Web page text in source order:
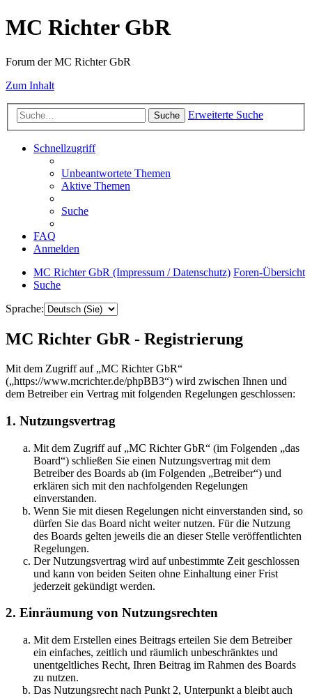
MC Richter GbR
Forum der MC Richter GbR
Zum Inhalt
Suche Erweiterte Suche
Schnellzugriff
Unbeantwortete Themen
Aktive Themen
Suche
FAQ
Anmelden
MC Richter GbR (Impressum / Datenschutz) Foren-Übersicht
Suche
Sprache:
MC Richter GbR - Registrierung
Mit dem Zugriff auf „MC Richter GbR“
(„https://www.mcrichter.de/phpBB3“) wird zwischen Ihnen und
dem Betreiber ein Vertrag mit folgenden Regelungen geschlossen:
1. Nutzungsvertrag
Mit dem Zugriff auf „MC Richter GbR“ (im Folgenden „das
Board“) schließen Sie einen Nutzungsvertrag mit dem
Betreiber des Boards ab (im Folgenden „Betreiber“) und
erklären sich mit den nachfolgenden Regelungen
einverstanden.
Wenn Sie mit diesen Regelungen nicht einverstanden sind, so
dürfen Sie das Board nicht weiter nutzen. Für die Nutzung
des Boards gelten jeweils die an dieser Stelle veröffentlichten
Regelungen.
Der Nutzungsvertrag wird auf unbestimmte Zeit geschlossen
und kann von beiden Seiten ohne Einhaltung einer Frist
jederzeit gekündigt werden.
2. Einräumung von Nutzungsrechten
Mit dem Erstellen eines Beitrags erteilen Sie dem Betreiber
ein einfaches, zeitlich und räumlich unbeschränktes und
unentgeltliches Recht, Ihren Beitrag im Rahmen des Boards
zu nutzen.
Das Nutzungsrecht nach Punkt 2, Unterpunkt a bleibt auch